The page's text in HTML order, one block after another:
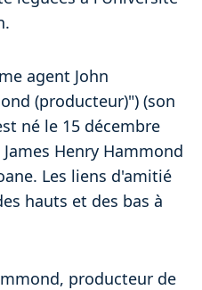
agent John
(producteur)") (son
né le 15 décembre
Henry Hammond
Les liens d'amitié
hauts et des bas à
producteur de